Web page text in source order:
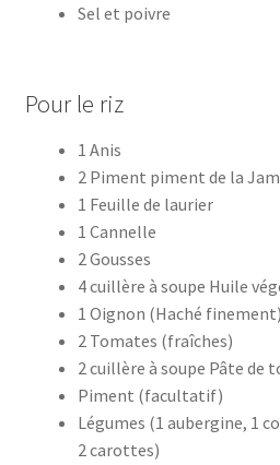
Sel et poivre
Pour le riz
1 Anis
2 Piment piment de la
1 Feuille de laurier
1 Cannelle
2 Gousses
4 cuillère à soupe Huile
1 Oignon (Haché finement)
2 Tomates (fraîches)
2 cuillère à soupe Pâte de
Piment (facultatif)
Légumes (1 aubergine, 1
2 carottes)